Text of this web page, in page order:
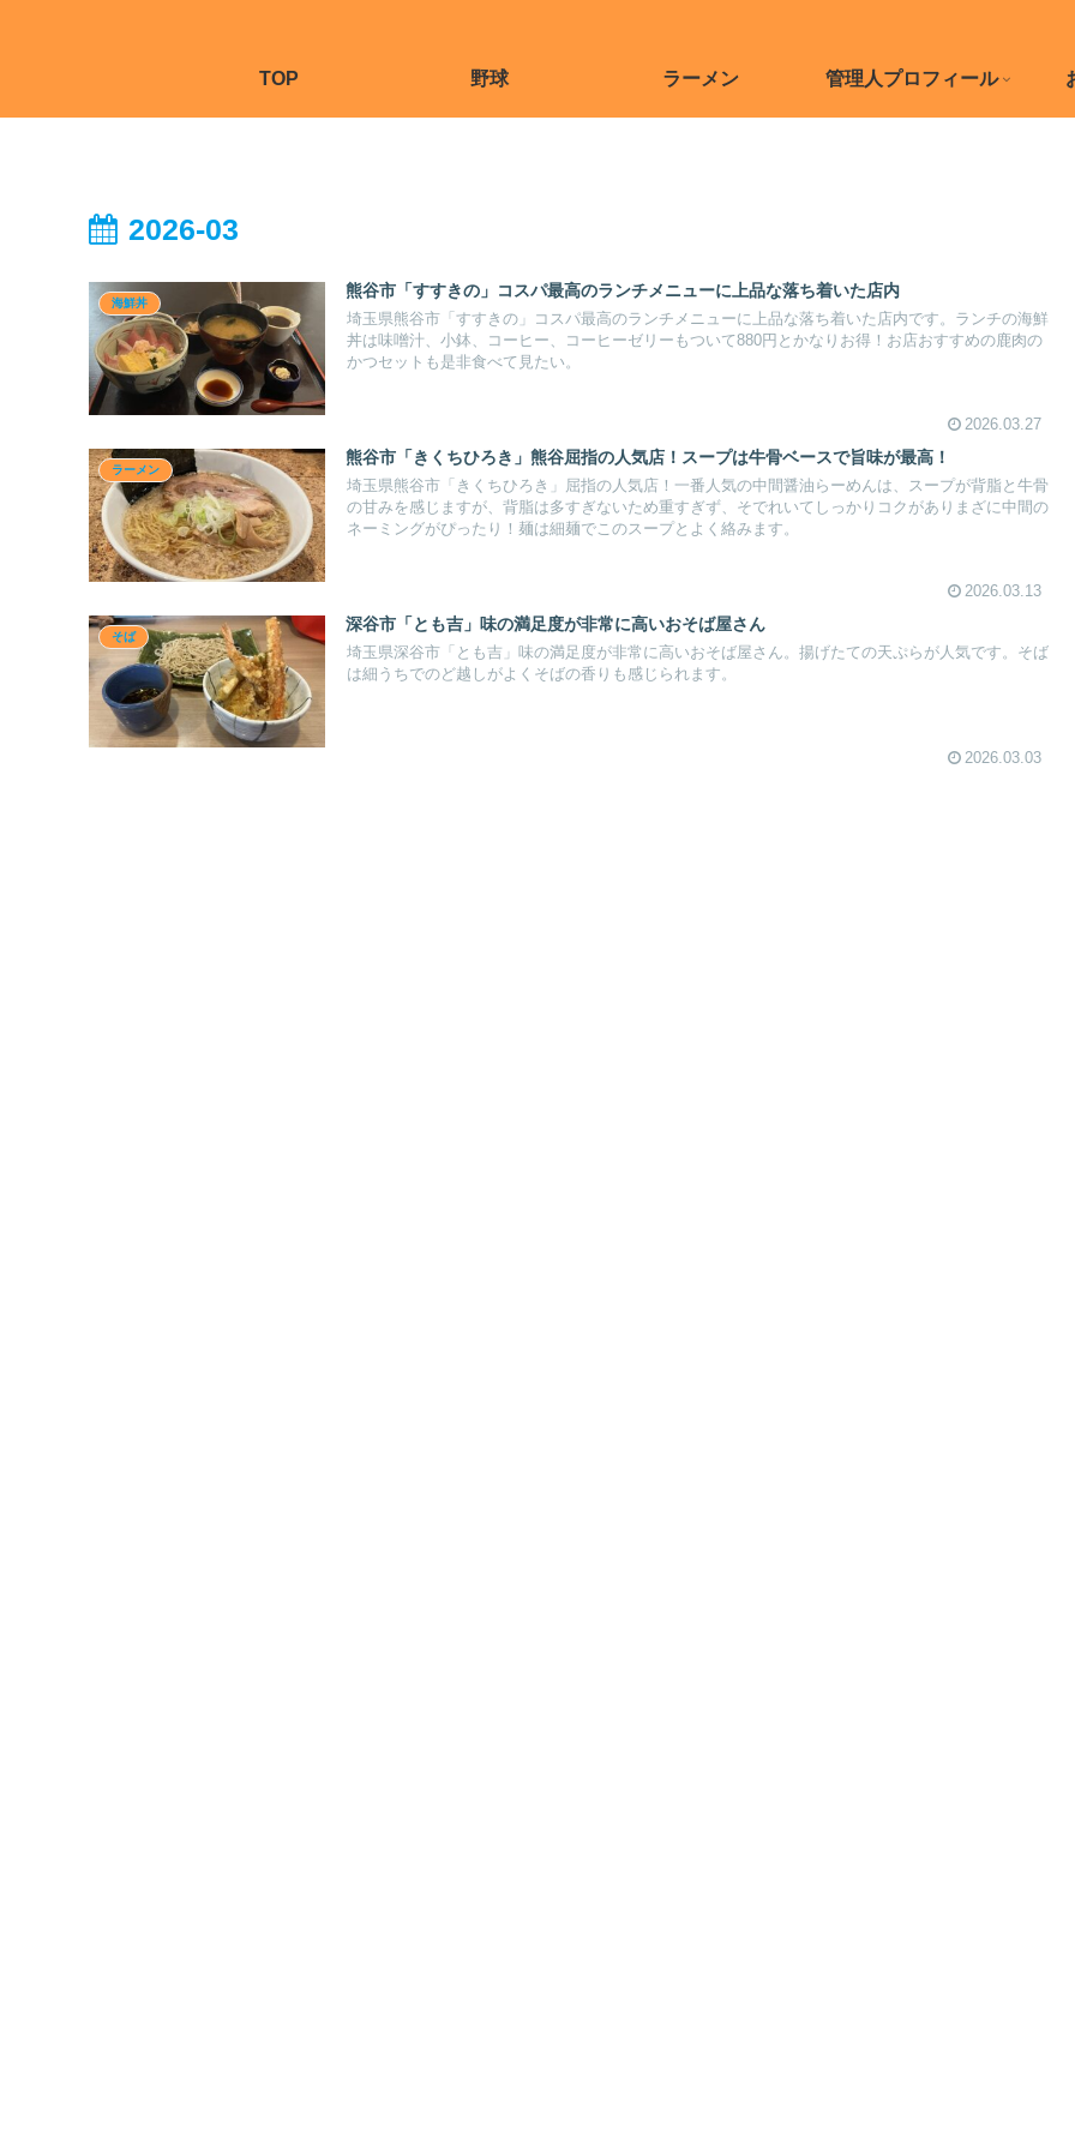
TOP 野球 ラーメン 管理人プロフィール
2026-03
海鮮丼
熊谷市「すすきの」コスパ最高のランチメニューに上品な落ち着いた店内
埼玉県熊谷市「すすきの」コスパ最高のランチメニューに上品な落ち着いた店内です。ランチの海鮮
丼は味噌汁、小鉢、コーヒー、コーヒーゼリーもついて880円とかなりお得！お店おすすめの鹿肉の
かつセットも是非食べて見たい。
2026.03.27
ラーメン
熊谷市「きくちひろき」熊谷屈指の人気店！スープは牛骨ベースで旨味が最高！
埼玉県熊谷市「きくちひろき」屈指の人気店！一番人気の中間醤油らーめんは、スープが背脂と牛骨
の甘みを感じますが、背脂は多すぎないため重すぎず、そでれいてしっかりコクがありまざに中間の
ネーミングがぴったり！麺は細麺でこのスープとよく絡みます。
2026.03.13
そば
深谷市「とも吉」味の満足度が非常に高いおそば屋さん
埼玉県深谷市「とも吉」味の満足度が非常に高いおそば屋さん。揚げたての天ぷらが人気です。そば
は細うちでのど越しがよくそばの香りも感じられます。
2026.03.03